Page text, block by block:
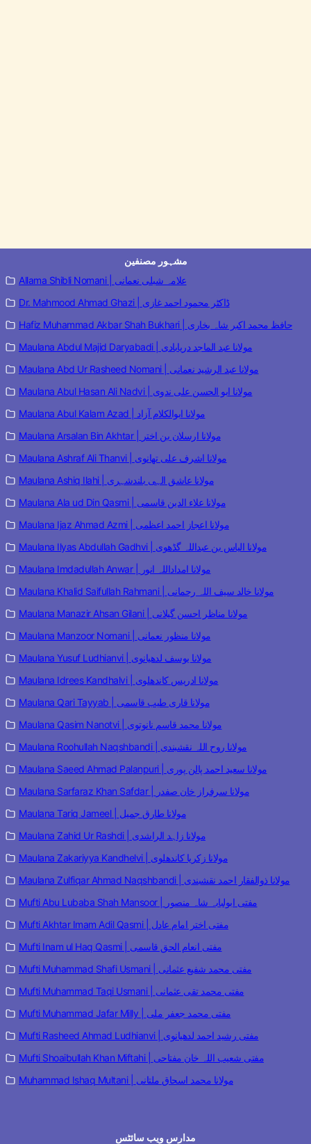
مشہور مصنفین
Allama Shibli Nomani | علامہ شبلی نعمانی
Dr. Mahmood Ahmad Ghazi | ڈاکٹر محمود احمد غازی
Hafiz Muhammad Akbar Shah Bukhari | حافظ محمد اکبر شاہ بخاری
Maulana Abdul Majid Daryabadi | مولانا عبد الماجد دریابادی
Maulana Abd Ur Rasheed Nomani | مولانا عبد الرشید نعمانی
Maulana Abul Hasan Ali Nadvi | مولانا ابو الحسن علی ندوی
Maulana Abul Kalam Azad | مولانا ابوالکلام آزاد
Maulana Arsalan Bin Akhtar | مولانا ارسلان بن اختر
Maulana Ashraf Ali Thanvi | مولانا اشرف علی تھانوی
Maulana Ashiq Ilahi | مولانا عاشق الہی بلندشہری
Maulana Ala ud Din Qasmi | مولانا علاء الدین قاسمی
Maulana Ijaz Ahmad Azmi | مولانا اعجاز احمد اعظمی
Maulana Ilyas Abdullah Gadhvi | مولانا الیاس بن عبداللہ گڈھوی
Maulana Imdadullah Anwar | مولانا امداداللہ انور
Maulana Khalid Saifullah Rahmani | مولانا خالد سیف اللہ رحمانی
Maulana Manazir Ahsan Gilani | مولانا مناظر احسن گیلانی
Maulana Manzoor Nomani | مولانا منظور نعمانی
Maulana Yusuf Ludhianvi | مولانا یوسف لدھیانوی
Maulana Idrees Kandhalvi | مولانا ادریس کاندھلوی
Maulana Qari Tayyab | مولانا قاری طیب قاسمی
Maulana Qasim Nanotvi | مولانا محمد قاسم نانوتوی
Maulana Roohullah Naqshbandi | مولانا روح اللہ نقشبندی
Maulana Saeed Ahmad Palanpuri | مولانا سعید احمد پالن پوری
Maulana Sarfaraz Khan Safdar | مولانا سرفراز خان صفدر
Maulana Tariq Jameel | مولانا طارق جمیل
Maulana Zahid Ur Rashdi | مولانا زاہد الراشدی
Maulana Zakariyya Kandhelvi | مولانا زکریا کاندھلوی
Maulana Zulfiqar Ahmad Naqshbandi | مولانا ذوالفقار احمد نقشبندی
Mufti Abu Lubaba Shah Mansoor | مفتی ابولبابہ شاہ منصور
Mufti Akhtar Imam Adil Qasmi | مفتی اختر امام عادل
Mufti Inam ul Haq Qasmi | مفتی انعام الحق قاسمی
Mufti Muhammad Shafi Usmani | مفتی محمد شفیع عثمانی
Mufti Muhammad Taqi Usmani | مفتی محمد تقی عثمانی
Mufti Muhammad Jafar Milly | مفتی محمد جعفر ملی
Mufti Rasheed Ahmad Ludhianvi | مفتی رشید احمد لدھیانوی
Mufti Shoaibullah Khan Miftahi | مفتی شعیب اللہ خان مفتاحی
Muhammad Ishaq Multani | مولانا محمد اسحاق ملتانی
مدارس ویب سائٹس